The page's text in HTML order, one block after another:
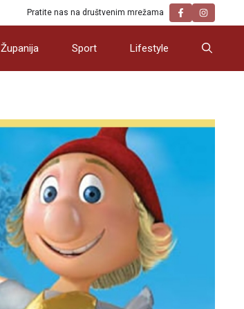
Pratite nas na društvenim mrežama
Županija Sport Lifestyle